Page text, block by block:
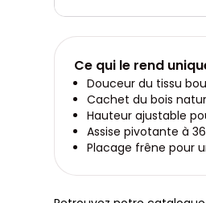
Ce qui le rend
Douceur du tissu
Cachet du bois
Hauteur ajustable
Assise pivotante à
Placage frêne pour